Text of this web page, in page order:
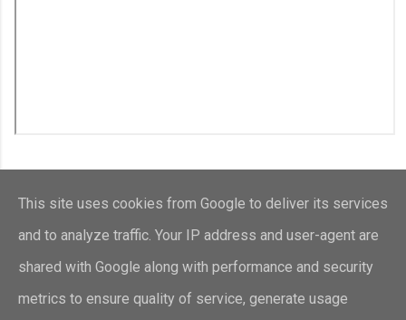
Con la tecnología de Blogger
This site uses cookies from Google to deliver its services
and to analyze traffic. Your IP address and user-agent are
shared with Google along with performance and security
metrics to ensure quality of service, generate usage